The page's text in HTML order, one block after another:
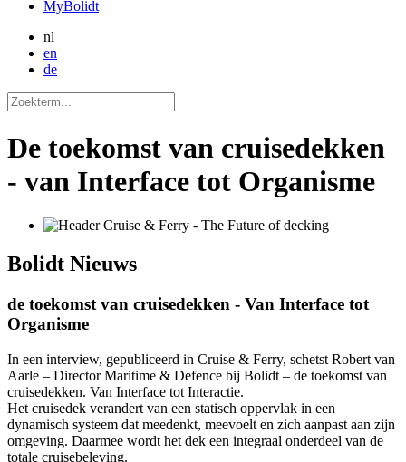
MyBolidt
nl
en
de
De toekomst van cruisedekken
- van Interface tot Organisme
Bolidt Nieuws
de toekomst van cruisedekken - Van Interface tot
Organisme
In een interview, gepubliceerd in Cruise & Ferry, schetst Robert van
Aarle – Director Maritime & Defence bij Bolidt – de toekomst van
cruisedekken. Van Interface tot Interactie.
Het cruisedek verandert van een statisch oppervlak in een
dynamisch systeem dat meedenkt, meevoelt en zich aanpast aan zijn
omgeving. Daarmee wordt het dek een integraal onderdeel van de
totale cruisebeleving.